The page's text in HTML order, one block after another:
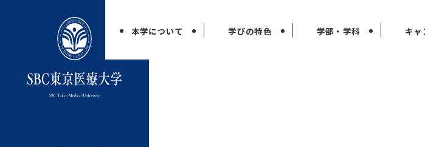
本学について 学びの特色 学部・学科 キャ